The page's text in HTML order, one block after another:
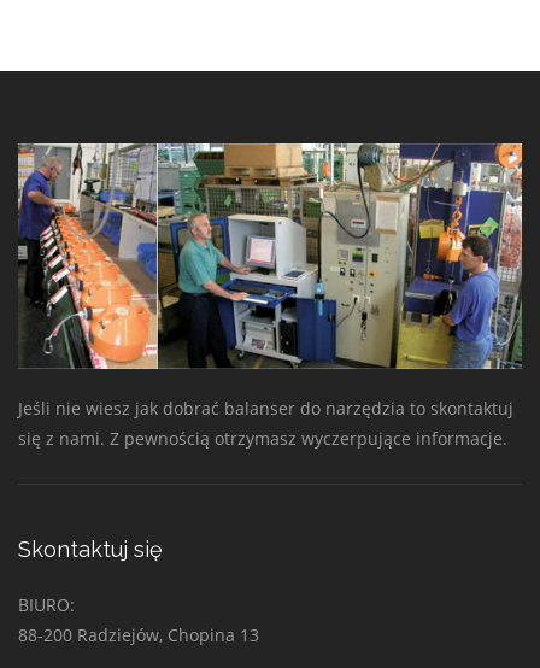
Jeśli nie wiesz jak dobrać balanser do narzędzia to skontaktuj
się z nami. Z pewnością otrzymasz wyczerpujące informacje.
Skontaktuj się
BIURO:
88-200 Radziejów, Chopina 13